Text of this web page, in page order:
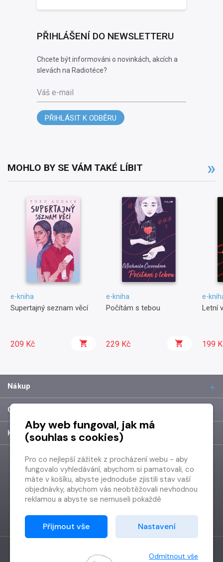
PŘIHLÁŠENÍ DO NEWSLETTERU
Chcete být informováni o novinkách, akcích a
slevách na Radiotéce?
Váš e-mail
PŘIHLÁSIT K ODBĚRU
MOHLO BY SE VÁM TAKÉ LÍBIT
e-kniha
Supertajný seznam věcí
209 Kč
e-kniha
Počítám s tebou
229 Kč
e-
Letní
199
Nákup
O společnosti
Kontakt
Aby web fungoval, jak má
(souhlas s cookies)
Pro co nejlepší zážitek z procházení webu - aby
fungovalo vyhledávání, abychom si pamatovali, co
máte v košíku, abyste jednoduše zjistili stav vaší
objednávky, abychom vás neobtěžovali nevhodnou
reklamou a abyste se nemuseli pokaždé
Proto od vás potřebujeme souhlas se
zpracováním souborů cookies
Děkujeme, že nám ho dáte a pomůžete nám tak
Přijmout vše Nastavení
Odmítnout vše